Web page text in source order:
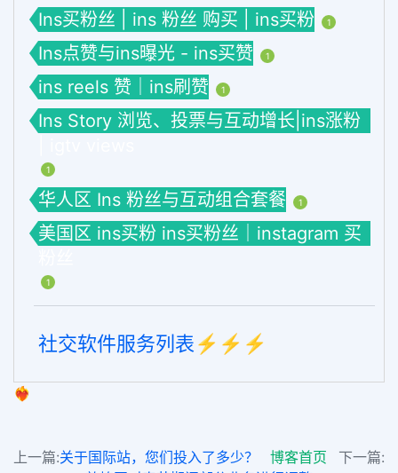
Ins买粉丝 | ins 粉丝 购买 | ins买粉 1
Ins点赞与ins曝光 - ins买赞 1
ins reels 赞｜ins刷赞 1
Ins Story 浏览、投票与互动增长|ins涨粉
1
华人区 Ins 粉丝与互动组合套餐 1
美国区 ins买粉 ins买粉丝｜instagram 买
1
社交软件服务列表⚡️⚡️⚡️
❤️‍🔥
上一篇:关于国际站，您们投入了多少？ 博客首页
下一篇: